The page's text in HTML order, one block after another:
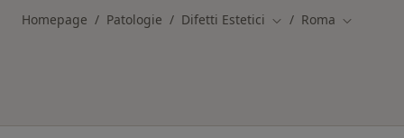
Homepage Patologie Difetti Estetici Cambia città
Roma Cambia